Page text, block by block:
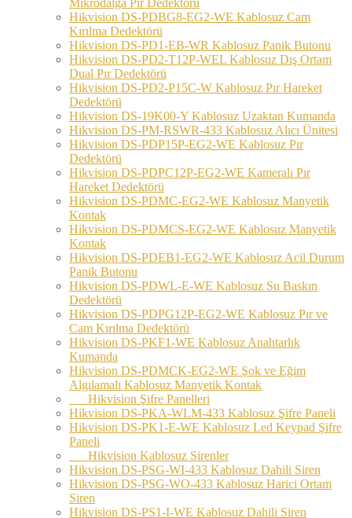
Hikvision DS-PDBG8-EG2-WE Kablosuz Cam
Kırılma Dedektörü
Hikvision DS-PD1-EB-WR Kablosuz Panik Butonu
Hikvision DS-PD2-T12P-WEL Kablosuz Dış Ortam
Dual Pır Dedektörü
Hikvision DS-PD2-P15C-W Kablosuz Pır Hareket
Dedektörü
Hikvision DS-19K00-Y Kablosuz Uzaktan Kumanda
Hikvision DS-PM-RSWR-433 Kablosuz Alıcı Ünitesi
Hikvision DS-PDP15P-EG2-WE Kablosuz Pır
Dedektörü
Hikvision DS-PDPC12P-EG2-WE Kameralı Pır
Hareket Dedektörü
Hikvision DS-PDMC-EG2-WE Kablosuz Manyetik
Kontak
Hikvision DS-PDMCS-EG2-WE Kablosuz Manyetik
Kontak
Hikvision DS-PDEB1-EG2-WE Kablosuz Acil Durum
Panik Butonu
Hikvision DS-PDWL-E-WE Kablosuz Su Baskın
Dedektörü
Hikvision DS-PDPG12P-EG2-WE Kablosuz Pır ve
Cam Kırılma Dedektörü
Hikvision DS-PKF1-WE Kablosuz Anahtarlık
Kumanda
Hikvision DS-PDMCK-EG2-WE Şok ve Eğim
Algılamalı Kablosuz Manyetik Kontak
Hikvision Şifre Panelleri
Hikvision DS-PKA-WLM-433 Kablosuz Şifre Paneli
Hikvision DS-PK1-E-WE Kablosuz Led Keypad Şifre
Paneli
Hikvision Kablosuz Sirenler
Hikvision DS-PSG-WI-433 Kablosuz Dahili Siren
Hikvision DS-PSG-WO-433 Kablosuz Harici Ortam
Siren
Hikvision DS-PS1-I-WE Kablosuz Dahili Siren